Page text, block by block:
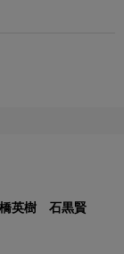
英樹 石黒賢